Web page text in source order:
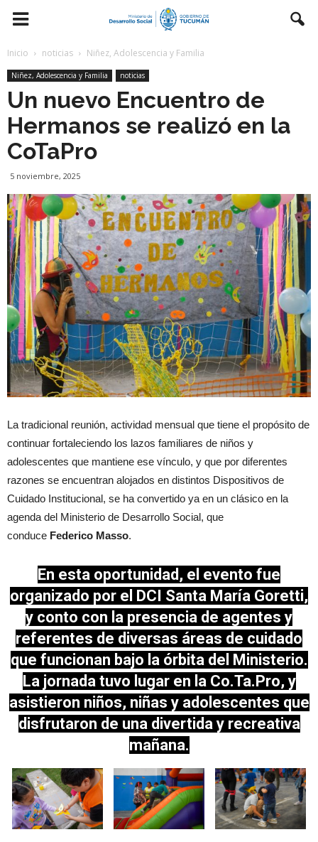
Inicio noticias Niñez, Adolescencia y Familia
Niñez, Adolescencia y Familia noticias
Un nuevo Encuentro de
Hermanos se realizó en la
CoTaPro
5 noviembre, 2025
La tradicional reunión, actividad mensual que tiene el propósito de
continuar fortaleciendo los lazos familiares de niños y
adolescentes que mantiene ese vínculo, y que por diferentes
razones se encuentran alojados en distintos Dispositivos de
Cuidado Institucional, se ha convertido ya en un clásico en la
agenda del Ministerio de Desarrollo Social, que
conduce Federico Masso.
En esta oportunidad, el evento fue
organizado por el DCI Santa María Goretti,
y conto con la presencia de agentes y
referentes de diversas áreas de cuidado
que funcionan bajo la órbita del Ministerio.
La jornada tuvo lugar en la Co.Ta.Pro, y
asistieron niños, niñas y adolescentes que
disfrutaron de una divertida y recreativa
mañana.